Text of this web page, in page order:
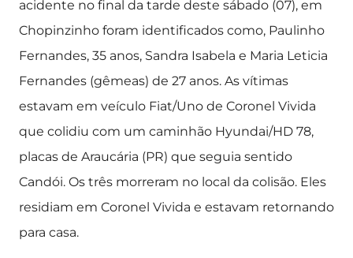
acidente no final da tarde deste sábado (07), em
Chopinzinho foram identificados como, Paulinho
Fernandes, 35 anos, Sandra Isabela e Maria Leticia
Fernandes (gêmeas) de 27 anos. As vítimas
estavam em veículo Fiat/Uno de Coronel Vivida
que colidiu com um caminhão Hyundai/HD 78,
placas de Araucária (PR) que seguia sentido
Candói. Os três morreram no local da colisão. Eles
residiam em Coronel Vivida e estavam retornando
para casa.